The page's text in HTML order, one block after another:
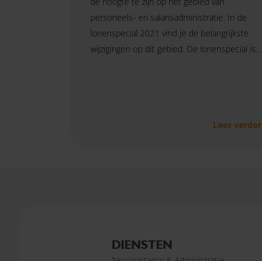
personeels- en salarisadministratie. In de
lonenspecial 2021 vind je de belangrijkste
wijzigingen op dit gebied. De lonenspecial is
Lees verder
DIENSTEN